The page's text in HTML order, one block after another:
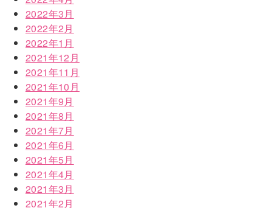
2022年3月
2022年2月
2022年1月
2021年12月
2021年11月
2021年10月
2021年9月
2021年8月
2021年7月
2021年6月
2021年5月
2021年4月
2021年3月
2021年2月